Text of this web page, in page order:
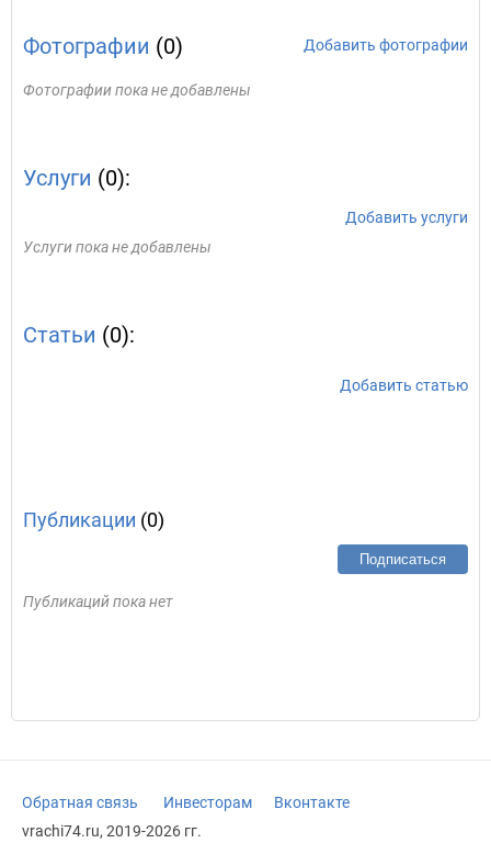
Фотографии (0) Добавить фотографии
Фотографии пока не добавлены
Услуги (0):
Добавить услуги
Услуги пока не добавлены
Статьи (0):
Добавить статью
Публикации (0)
Подписаться
Публикаций пока нет
Обратная связь Инвесторам
Вконтакте
vrachi74.ru, 2019-2026 гг.